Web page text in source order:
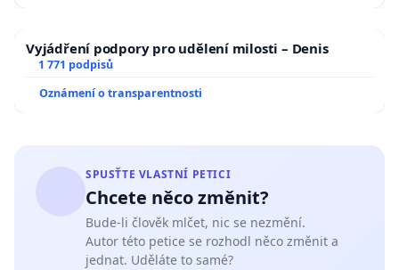
Vyjádření podpory pro udělení milosti – Denis
1 771 podpisů
Oznámení o transparentnosti
SPUSŤTE VLASTNÍ PETICI
Chcete něco změnit?
Bude-li člověk mlčet, nic se nezmění.
Autor této petice se rozhodl něco změnit a
jednat. Uděláte to samé?